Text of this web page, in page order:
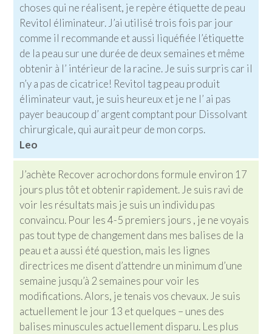
choses qui ne réalisent, je repère étiquette de peau
Revitol éliminateur. J’ai utilisé trois fois par jour
comme il recommande et aussi liquéfiée l’étiquette
de la peau sur une durée de deux semaines et même
obtenir à l’ intérieur de la racine. Je suis surpris car il
n’y a pas de cicatrice! Revitol tag peau produit
éliminateur vaut, je suis heureux et je ne l’ ai pas
payer beaucoup d’ argent comptant pour Dissolvant
chirurgicale, qui aurait peur de mon corps.
Leo
J’achète Recover acrochordons formule environ 17
jours plus tôt et obtenir rapidement. Je suis ravi de
voir les résultats mais je suis un individu pas
convaincu. Pour les 4-5 premiers jours , je ne voyais
pas tout type de changement dans mes balises de la
peau et a aussi été question, mais les lignes
directrices me disent d’attendre un minimum d’une
semaine jusqu’à 2 semaines pour voir les
modifications. Alors, je tenais vos chevaux. Je suis
actuellement le jour 13 et quelques – unes des
balises minuscules actuellement disparu. Les plus